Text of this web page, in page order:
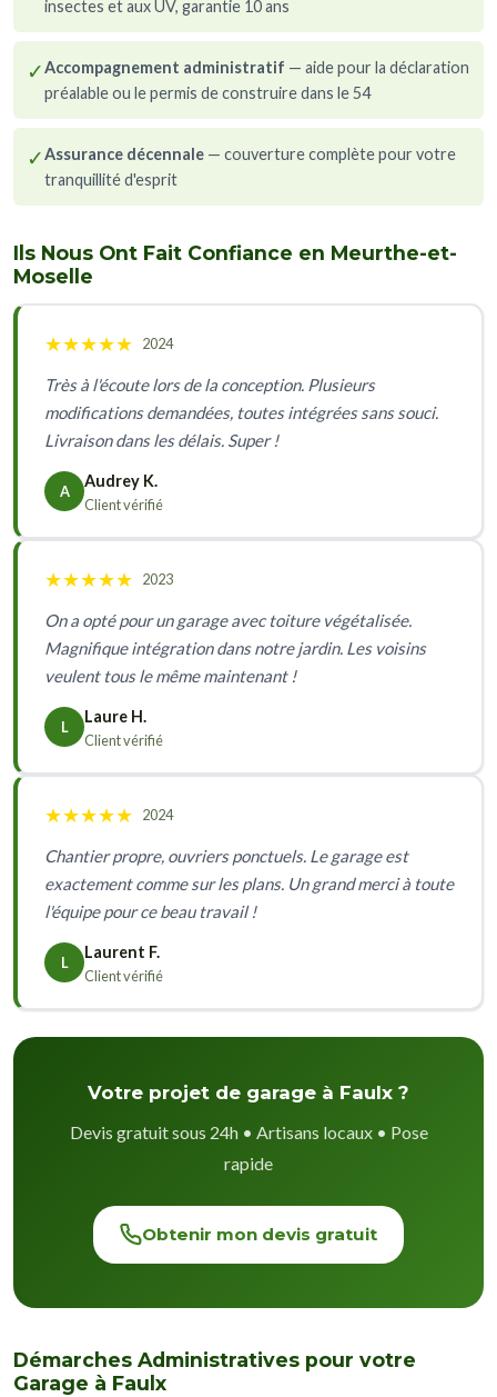
insectes et aux UV, garantie 10 ans
✓Accompagnement administratif — aide pour la déclaration
préalable ou le permis de construire dans le 54
✓Assurance décennale — couverture complète pour votre
tranquillité d'esprit
Ils Nous Ont Fait Confiance en Meurthe-et-
Moselle
★★★★★ 2024
Très à l'écoute lors de la conception. Plusieurs
modifications demandées, toutes intégrées sans souci.
Livraison dans les délais. Super !
A
Audrey K.
Client vérifié
★★★★★ 2023
On a opté pour un garage avec toiture végétalisée.
Magnifique intégration dans notre jardin. Les voisins
veulent tous le même maintenant !
L
Laure H.
Client vérifié
★★★★★ 2024
Chantier propre, ouvriers ponctuels. Le garage est
exactement comme sur les plans. Un grand merci à toute
l'équipe pour ce beau travail !
L
Laurent F.
Client vérifié
Votre projet de garage à Faulx ?
Devis gratuit sous 24h • Artisans locaux • Pose
rapide
Obtenir mon devis gratuit
Démarches Administratives pour votre
Garage à Faulx